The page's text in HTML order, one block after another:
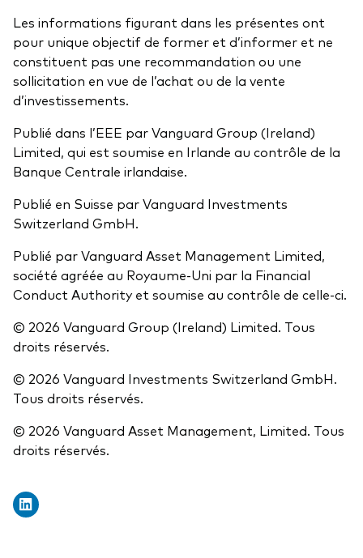
Les informations figurant dans les présentes ont
pour unique objectif de former et d’informer et ne
constituent pas une recommandation ou une
sollicitation en vue de l’achat ou de la vente
d’investissements.
Publié dans l’EEE par Vanguard Group (Ireland)
Limited, qui est soumise en Irlande au contrôle de la
Banque Centrale irlandaise.
Publié en Suisse par Vanguard Investments
Switzerland GmbH.
Publié par Vanguard Asset Management Limited,
société agréée au Royaume-Uni par la Financial
Conduct Authority et soumise au contrôle de celle-ci.
© 2026 Vanguard Group (Ireland) Limited. Tous
droits réservés.
© 2026 Vanguard Investments Switzerland GmbH.
Tous droits réservés.
© 2026 Vanguard Asset Management, Limited. Tous
droits réservés.